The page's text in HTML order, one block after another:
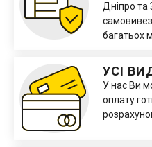
Дніпро та
багатьох
УСІ
У нас Ви
оплату